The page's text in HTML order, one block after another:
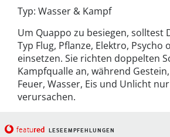
Typ: Wasser & Kampf
Um Quappo zu besiegen, solltest
Typ Flug, Pflanze, Elektro, Psycho
einsetzen. Sie richten doppelten
Kampfqualle an, während
Feuer, Wasser, Eis und Unlicht
verursachen.
featured LESEEMPFEHLUNGEN